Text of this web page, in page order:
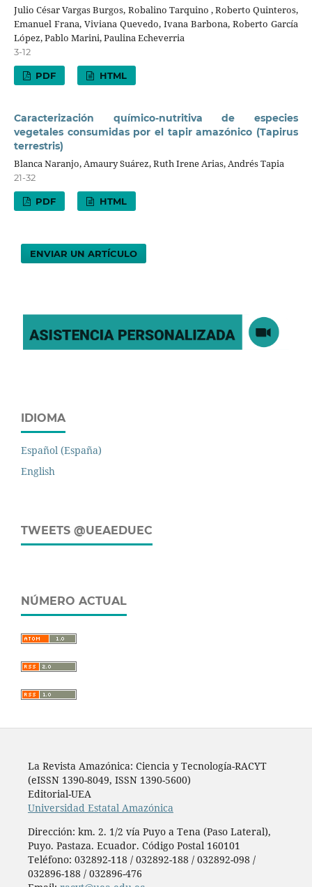
Julio César Vargas Burgos, Robalino Tarquino , Roberto Quinteros,
Emanuel Frana, Viviana Quevedo, Ivana Barbona, Roberto García
López, Pablo Marini, Paulina Echeverria
3-12
PDF HTML
Caracterización químico-nutritiva de especies
vegetales consumidas por el tapir amazónico (Tapirus
terrestris)
Blanca Naranjo, Amaury Suárez, Ruth Irene Arias, Andrés Tapia
21-32
PDF HTML
ENVIAR UN ARTÍCULO
IDIOMA
Español (España)
English
TWEETS @UEAEDUEC
NÚMERO ACTUAL
La Revista Amazónica: Ciencia y Tecnología-RACYT
(eISSN 1390-8049, ISSN 1390-5600)
Editorial-UEA
Universidad Estatal Amazónica
Dirección: km. 2. 1/2 vía Puyo a Tena (Paso Lateral),
Puyo. Pastaza. Ecuador. Código Postal 160101
Teléfono: 032892-118 / 032892-188 / 032892-098 /
032896-188 / 032896-476